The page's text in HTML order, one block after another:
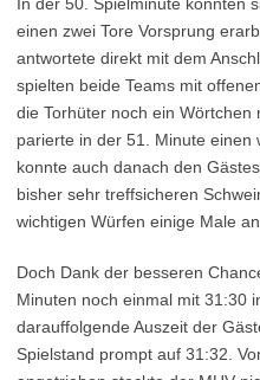
In der 50. Spielminute konnten
einen zwei Tore Vorsprung
antwortete direkt mit dem
spielten beide Teams mit
die Torhüter noch ein
parierte in der 51. Minute einen
konnte auch danach den
bisher sehr treffsicheren
wichtigen Würfen einige Male
Doch Dank der besseren
Minuten noch einmal mit 31:30
darauffolgende Auszeit der
Spielstand prompt auf 31:32.